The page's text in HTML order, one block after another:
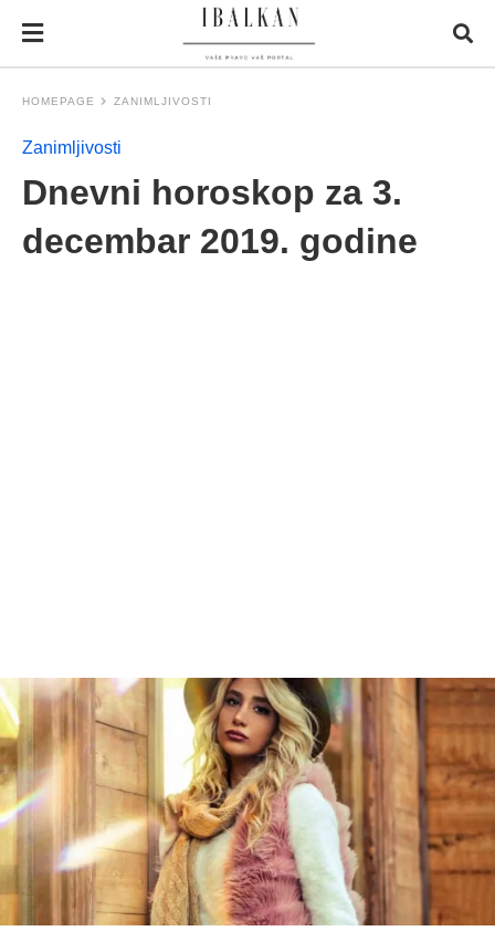
HOMEPAGE ZANIMLJIVOSTI
Zanimljivosti
Dnevni horoskop za 3.
decembar 2019. godine